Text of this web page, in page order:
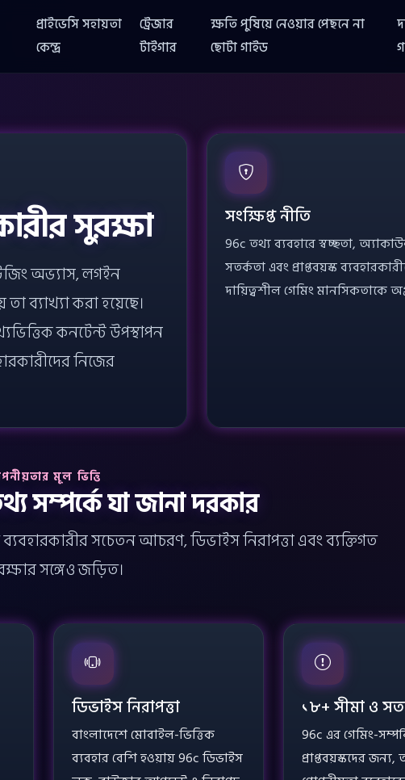
প্রাইভেসি সহায়তা
কেন্দ্র
ট্রেজার
টাইগার
ক্ষতি পুষিয়ে নেওয়ার পেছনে না
ছোটা গাইড
সুরক্ষা
অভ্যাস, লগইন
ব্যাখ্যা করা হয়েছে।
কনটেন্ট উপস্থাপন
নিজের
সংক্ষিপ্ত নীতি
96c তথ্য ব্যবহারে স্বচ্ছতা,
সতর্কতা এবং প্রাপ্তবয়স্ক
দায়িত্বশীল গেমিং মানসিকতাকে
মূল ভিত্তি
সম্পর্কে যা জানা দরকার
সচেতন আচরণ, ডিভাইস নিরাপত্তা এবং ব্যক্তিগত
সঙ্গেও জড়িত।
ডিভাইস নিরাপত্তা
বাংলাদেশে মোবাইল-ভিত্তিক
ব্যবহার বেশি হওয়ায় 96c ডিভাইস
১৮+ সীমা ও
96c এর গেমিং-
প্রাপ্তবয়স্কদের জন্য,